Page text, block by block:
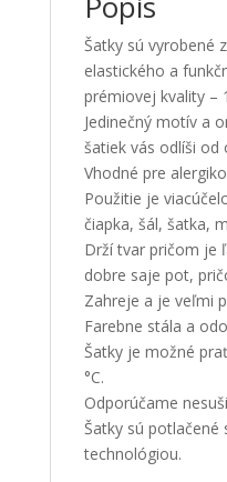
Šatky sú vyrobené
elastického a
prémiovej kvality –
Jedinečný motív a
šatiek vás odlíši od
Vhodné pre
Použitie je
čiapka, šál, šatka,
Drží tvar pričom je
dobre saje pot,
Zahreje a je veľmi
Farebne stála a
Šatky je možné
°C.
Odporúčame
Šatky sú potlačené
technológiou.